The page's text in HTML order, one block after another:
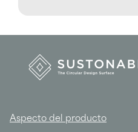
Aspecto del producto